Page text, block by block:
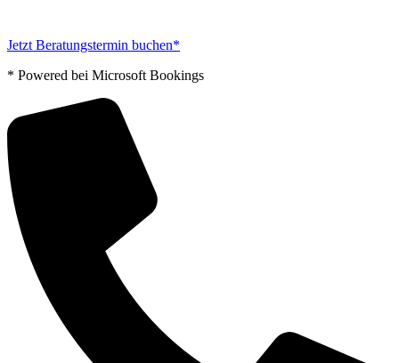
Jetzt Beratungstermin buchen*
* Powered bei Microsoft Bookings